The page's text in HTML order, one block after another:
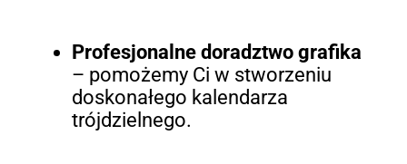
Profesjonalne doradztwo grafika
– pomożemy Ci w stworzeniu
doskonałego kalendarza
trójdzielnego.